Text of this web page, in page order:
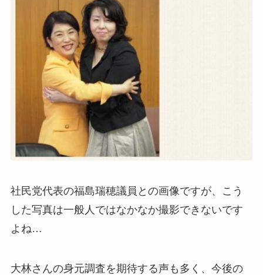
社民党代表の福島瑞穂議員との画像ですが、こう
した写真は一般人ではなかなか撮影できないです
よね…
大林さんの身元調査を期待する声も多く、今後の